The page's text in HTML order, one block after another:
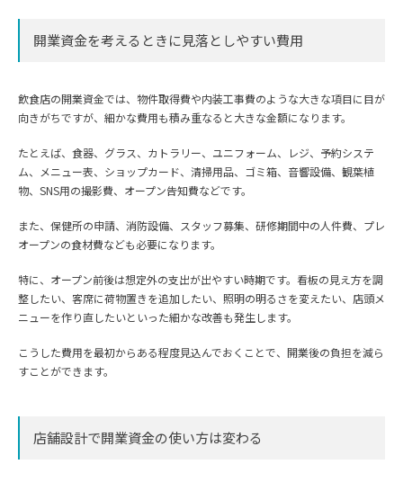
開業資金を考えるときに見落としやすい費用
飲食店の開業資金では、物件取得費や内装工事費のような大きな項目に目が
向きがちですが、細かな費用も積み重なると大きな金額になります。
たとえば、食器、グラス、カトラリー、ユニフォーム、レジ、予約システ
ム、メニュー表、ショップカード、清掃用品、ゴミ箱、音響設備、観葉植
物、SNS用の撮影費、オープン告知費などです。
また、保健所の申請、消防設備、スタッフ募集、研修期間中の人件費、プレ
オープンの食材費なども必要になります。
特に、オープン前後は想定外の支出が出やすい時期です。看板の見え方を調
整したい、客席に荷物置きを追加したい、照明の明るさを変えたい、店頭メ
ニューを作り直したいといった細かな改善も発生します。
こうした費用を最初からある程度見込んでおくことで、開業後の負担を減ら
すことができます。
店舗設計で開業資金の使い方は変わる